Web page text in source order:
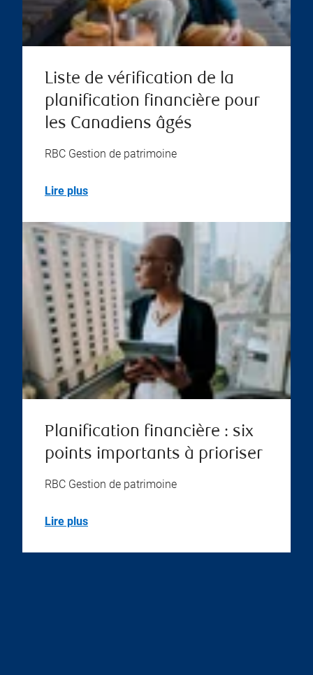
Liste de vérification de la
planification financière pour
les Canadiens âgés
RBC Gestion de patrimoine
Lire plus
Planification financière : six
points importants à prioriser
RBC Gestion de patrimoine
Lire plus